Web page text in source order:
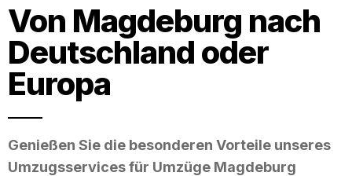
Von Magdeburg nach
Deutschland oder
Europa
Genießen Sie die besonderen Vorteile unseres
Umzugsservices für Umzüge Magdeburg